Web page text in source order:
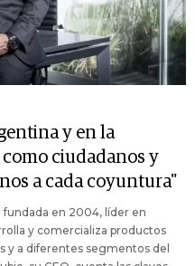
y en la
ciudadanos y
a cada coyuntura"
fundada en 2004, líder en
y comercializa productos
y a diferentes segmentos del